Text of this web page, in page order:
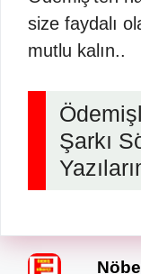
size faydalı
mutlu kalın..
Şarkı